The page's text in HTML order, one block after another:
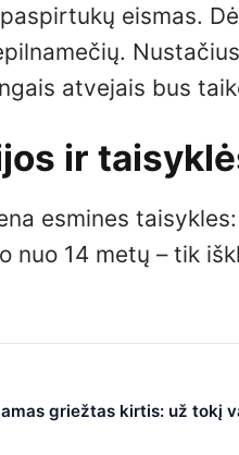
eismas.
atvejais bus
ir
esmines
nuo 14 metų – tik
griežtas kirtis: už tokį